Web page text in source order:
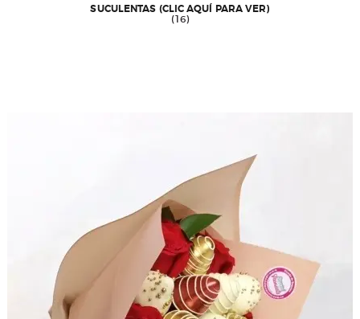
SUCULENTAS (CLIC AQUÍ PARA VER)
(16)